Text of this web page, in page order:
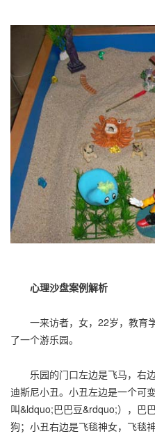
心理沙盘案例解析
一来访者，女，22岁，教育
了一个游乐园。
乐园的门口左边是飞马，右
迪斯尼小丑。小丑左边是一个可
叫&ldquo;巴巴豆&rdquo;），巴
狗；小丑右边是飞毯神女，飞毯